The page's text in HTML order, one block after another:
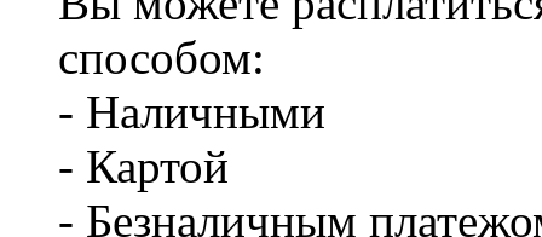
способом:
- Наличными
- Картой
- Безналичным